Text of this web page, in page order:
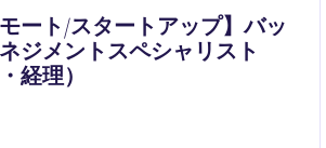
モート/スタートアップ】バッ
ジメントスペシャリスト
経理）